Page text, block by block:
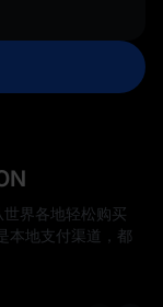
界各地轻松购买
本地支付渠道，都